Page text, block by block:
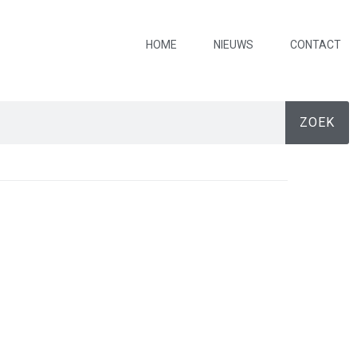
HOME NIEUWS CONTACT
ZOEK